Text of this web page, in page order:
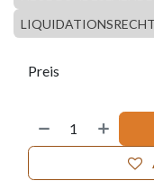
LIQUIDATIONSRECHT
Preis